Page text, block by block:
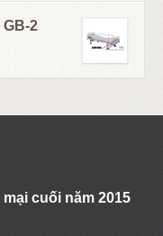
2
cuối năm 2015